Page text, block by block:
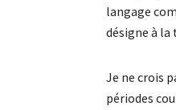
langage
désigne à
Je ne crois
périodes